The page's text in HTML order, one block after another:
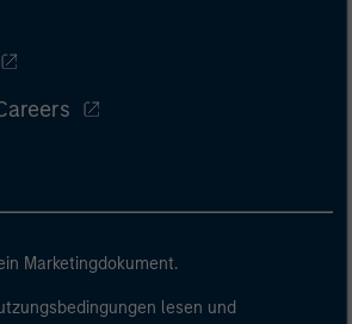
Marketingdokument.
lesen und